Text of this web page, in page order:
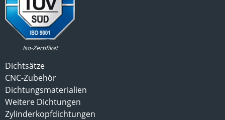
Iso-Zertifikat
Dichtsätze
CNC-Zubehör
Dichtungsmaterialien
Weitere Dichtungen
Zylinderkopfdichtungen